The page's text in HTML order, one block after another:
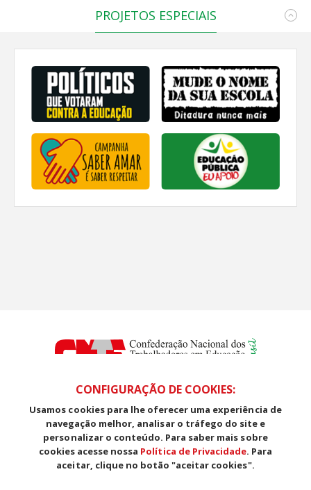
PROJETOS ESPECIAIS
SDS, Edifício Venâncio III, Salas 101/106
CEP: 70393-902 - Brasília - DF
Telefone (61) 3225-1003 - E-mail cnte@cnte.org.br
CONFIGURAÇÃO DE COOKIES:
Usamos cookies para lhe oferecer uma experiência de
navegação melhor, analisar o tráfego do site e
personalizar o conteúdo. Para saber mais sobre
cookies acesse nossa Política de Privacidade. Para
aceitar, clique no botão "aceitar cookies".